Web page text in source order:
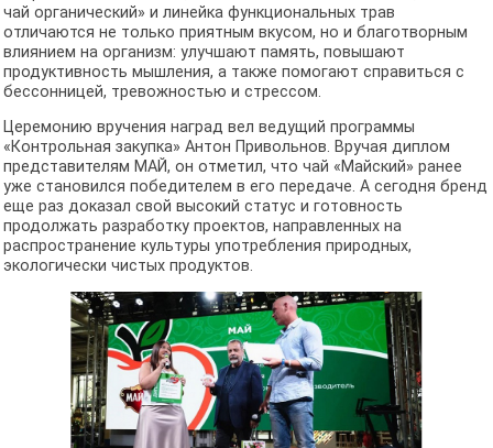
чай органический» и линейка функциональных трав
отличаются не только приятным вкусом, но и благотворным
влиянием на организм: улучшают память, повышают
продуктивность мышления, а также помогают справиться с
бессонницей, тревожностью и стрессом.
Церемонию вручения наград вел ведущий программы
«Контрольная закупка» Антон Привольнов. Вручая диплом
представителям МАЙ, он отметил, что чай «Майский» ранее
уже становился победителем в его передаче. А сегодня бренд
еще раз доказал свой высокий статус и готовность
продолжать разработку проектов, направленных на
распространение культуры употребления природных,
экологически чистых продуктов.